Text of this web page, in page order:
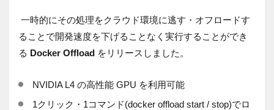
一時的にその処理をクラウド環境に逃す・オフロードす
ることで開発速度を下げることなく実行することができ
る Docker Offload をリリースしました。
NVIDIA L4 の高性能 GPU を利用可能
1クリック・1コマンド(docker offload start / stop)でロ